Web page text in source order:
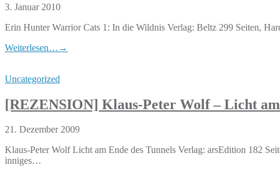
3. Januar 2010
Erin Hunter Warrior Cats 1: In die Wildnis Verlag: Beltz 299 Seiten,
Weiterlesen… →
Uncategorized
[REZENSION] Klaus-Peter Wolf – Licht am
21. Dezember 2009
Klaus-Peter Wolf Licht am Ende des Tunnels Verlag: arsEdition 182
inniges…